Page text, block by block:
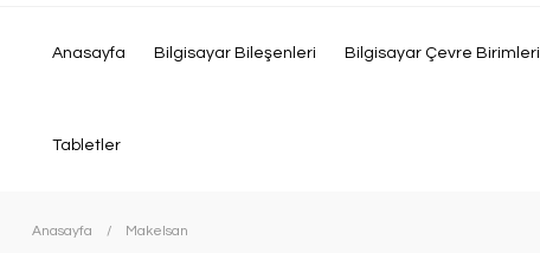
Anasayfa Bilgisayar Bileşenleri Bilgisayar Çevre Birimleri
Tabletler
Anasayfa Makelsan